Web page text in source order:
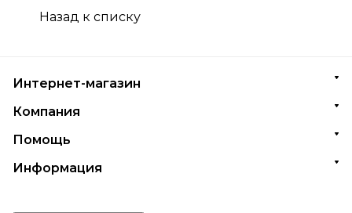
Назад к списку
Интернет-магазин
Компания
Помощь
Информация